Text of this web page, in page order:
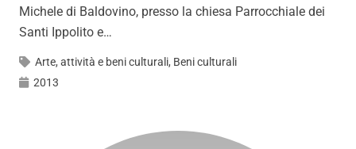
Michele di Baldovino, presso la chiesa Parrocchiale dei
Santi Ippolito e…
Arte, attività e beni culturali, Beni culturali
2013